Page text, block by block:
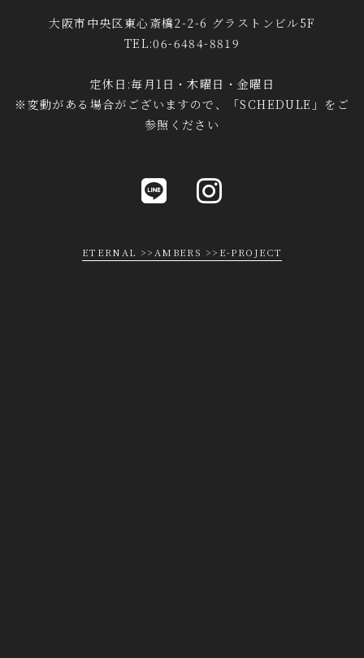
大阪市中央区東心斎橋2-2-6 グラストンビル5F
TEL:06-6484-8819
定休日:毎月1日・木曜日・金曜日
※変動がある場合がございますので、「SCHEDULE」をご
参照ください
ETERNAL >> AMBERS >> E-PROJECT